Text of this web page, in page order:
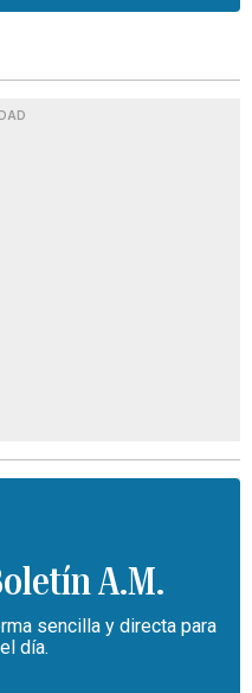
A.M.
sencilla y directa para
día.